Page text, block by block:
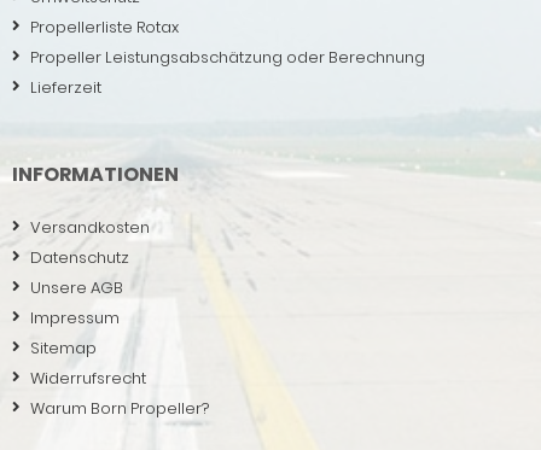
Propellerliste Rotax
Propeller Leistungsabschätzung oder Berechnung
Lieferzeit
INFORMATIONEN
Versandkosten
Datenschutz
Unsere AGB
Impressum
Sitemap
Widerrufsrecht
Warum Born Propeller?